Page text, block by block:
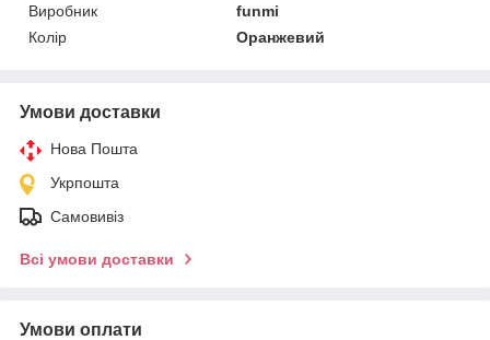
Виробник
funmi
Колір
Оранжевий
Умови доставки
Нова Пошта
Укрпошта
Самовивіз
Всі умови доставки
Умови оплати